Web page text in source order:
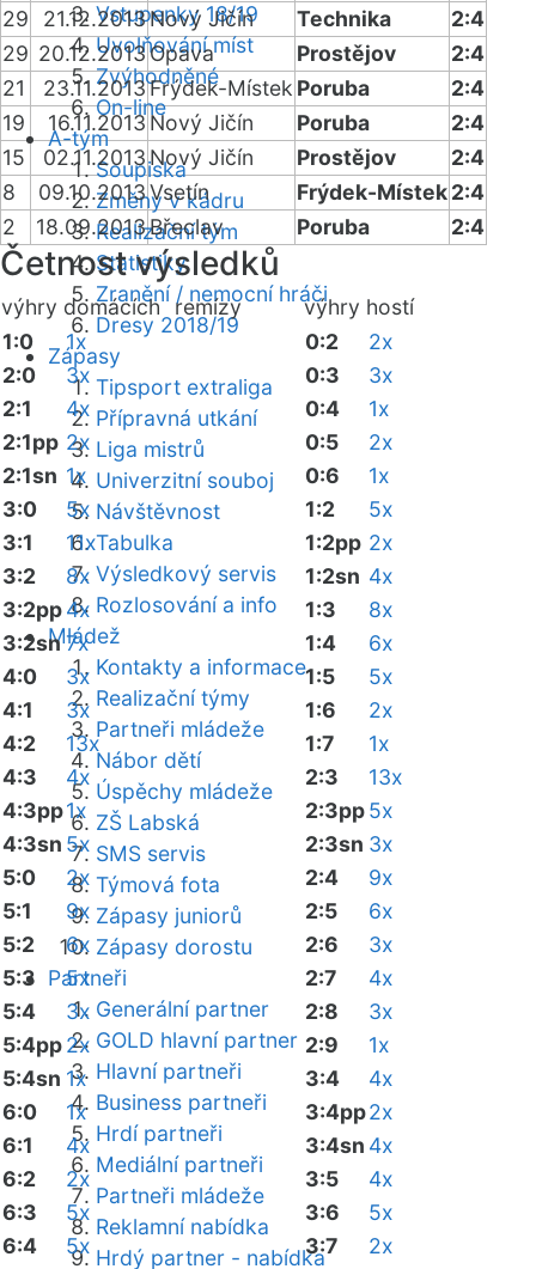
Vstupenky 18/19
Uvolňování míst
Zvýhodněné
On-line
A-tým
Soupiska
Změny v kádru
Realizační tým
Statistiky
Zranění / nemocní hráči
Dresy 2018/19
Zápasy
Tipsport extraliga
Přípravná utkání
Liga mistrů
Univerzitní souboj
Návštěvnost
Tabulka
Výsledkový servis
Rozlosování a info
Mládež
Kontakty a informace
Realizační týmy
Partneři mládeže
Nábor dětí
Úspěchy mládeže
ZŠ Labská
SMS servis
Týmová fota
Zápasy juniorů
Zápasy dorostu
Partneři
Generální partner
GOLD hlavní partner
Hlavní partneři
Business partneři
Hrdí partneři
Mediální partneři
Partneři mládeže
Reklamní nabídka
Hrdý partner - nabídka
29
21.12.2013Nový Jičín Technika
2:4
29 20.12.2013Opava Prostějov
2:4
21
23.11.2013Frýdek-Místek Poruba
2:4
19
16.11.2013Nový Jičín Poruba
2:4
15
02.11.2013Nový Jičín Prostějov
2:4
8
09.10.2013Vsetín Frýdek-Místek2:4
2
18.09.2013Břeclav Poruba 2:4
Četnost výsledků
výhry domácích remízyvýhry hostí
1:0
1x
2:0
3x
2:1
4x
2:1pp 2x
2:1sn 1x
3:0
5x
3:1
11x
3:2
8x
3:2pp4x
3:2sn7x
4:0
3x
4:1
3x
4:2
13x
4:3
4x
4:3pp1x
4:3sn 5x
5:0
2x
5:1
9x
5:2
6x
5:3
5x
5:4
3x
5:4pp2x
5:4sn 1x
6:0
1x
6:1
4x
6:2
2x
6:3
5x
6:4
5x
0:2
2x
0:3
3x
0:4
1x
0:5
2x
0:6
1x
1:2
5x
1:2pp 2x
1:2sn 4x
1:3
8x
1:4
6x
1:5
5x
1:6
2x
1:7
1x
2:3
13x
2:3pp5x
2:3sn 3x
2:4
9x
2:5
6x
2:6
3x
2:7
4x
2:8
3x
2:9
1x
3:4
4x
3:4pp2x
3:4sn 4x
3:5
4x
3:6
5x
3:7
2x